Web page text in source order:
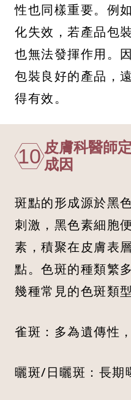
性也同樣重要。例
化失效，若產品包
也無法發揮作用。
包裝良好的產品，
得有效。
10 皮膚科醫師
成因
斑點的形成源於黑
刺激，黑色素細胞
素，積聚在皮膚表
點。色斑的種類繁
幾種常見的色斑類
雀斑：多為遺傳性
曬斑/日曬斑：長期